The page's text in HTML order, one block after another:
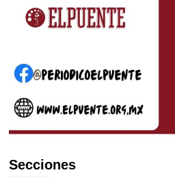
Secciones